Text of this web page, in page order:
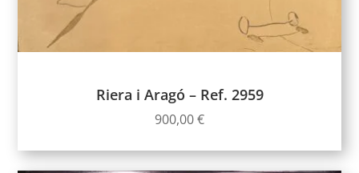
Riera i Aragó – Ref. 2959
900,00€